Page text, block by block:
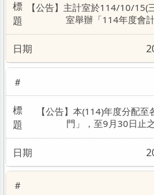
【公告】主計室於114/10/15(
室舉辦「114年度會
【公告】本(114)年度分配
門」，至9月30日止